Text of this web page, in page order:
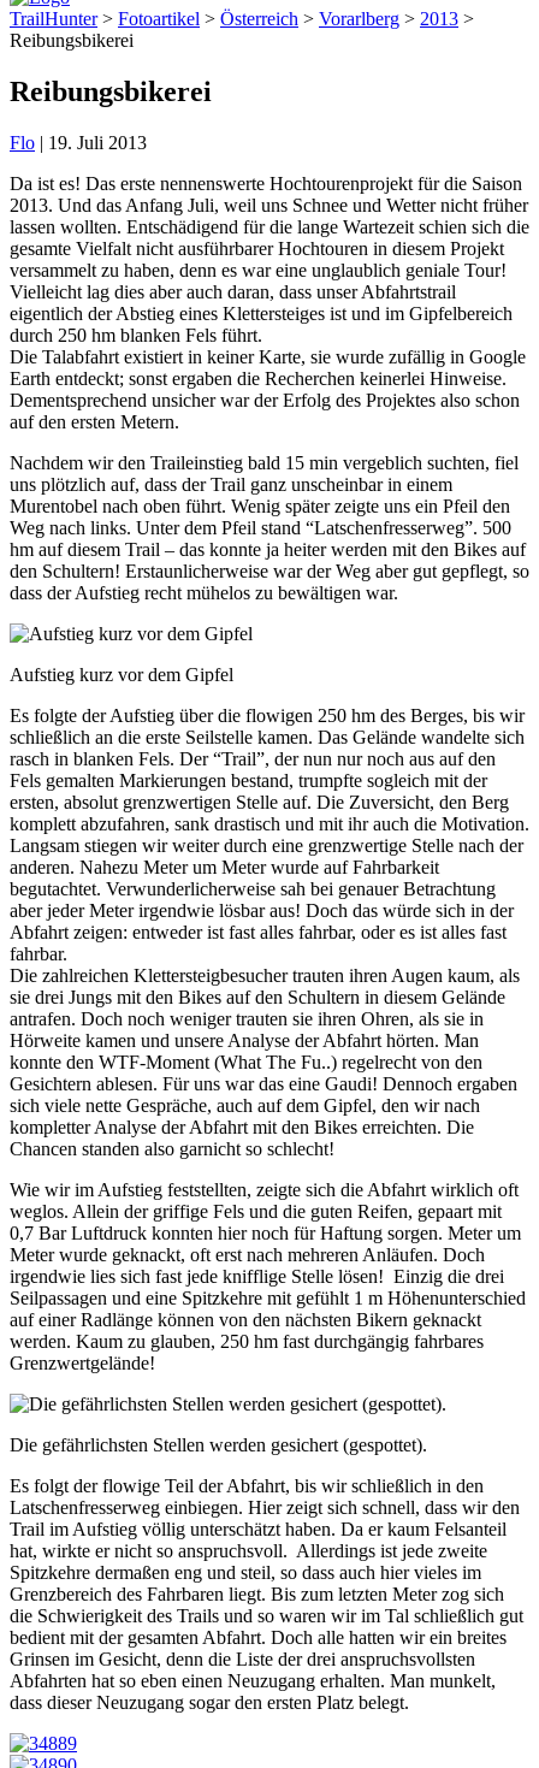
TrailHunter> Fotoartikel > Österreich > Vorarlberg > 2013 >
Reibungsbikerei
Reibungsbikerei
Flo | 19. Juli 2013
Da ist es! Das erste nennenswerte Hochtourenprojekt für die Saison
2013. Und das Anfang Juli, weil uns Schnee und Wetter nicht früher
lassen wollten. Entschädigend für die lange Wartezeit schien sich die
gesamte Vielfalt nicht ausführbarer Hochtouren in diesem Projekt
versammelt zu haben, denn es war eine unglaublich geniale Tour!
Vielleicht lag dies aber auch daran, dass unser Abfahrtstrail
eigentlich der Abstieg eines Klettersteiges ist und im Gipfelbereich
durch 250 hm blanken Fels führt.
Die Talabfahrt existiert in keiner Karte, sie wurde zufällig in Google
Earth entdeckt; sonst ergaben die Recherchen keinerlei Hinweise.
Dementsprechend unsicher war der Erfolg des Projektes also schon
auf den ersten Metern.
Nachdem wir den Traileinstieg bald 15 min vergeblich suchten, fiel
uns plötzlich auf, dass der Trail ganz unscheinbar in einem
Murentobel nach oben führt. Wenig später zeigte uns ein Pfeil den
Weg nach links. Unter dem Pfeil stand “Latschenfresserweg”. 500
hm auf diesem Trail – das konnte ja heiter werden mit den Bikes auf
den Schultern! Erstaunlicherweise war der Weg aber gut gepflegt, so
dass der Aufstieg recht mühelos zu bewältigen war.
Aufstieg kurz vor dem Gipfel
Es folgte der Aufstieg über die flowigen 250 hm des Berges, bis wir
schließlich an die erste Seilstelle kamen. Das Gelände wandelte sich
rasch in blanken Fels. Der “Trail”, der nun nur noch aus auf den
Fels gemalten Markierungen bestand, trumpfte sogleich mit der
ersten, absolut grenzwertigen Stelle auf. Die Zuversicht, den Berg
komplett abzufahren, sank drastisch und mit ihr auch die Motivation.
Langsam stiegen wir weiter durch eine grenzwertige Stelle nach der
anderen. Nahezu Meter um Meter wurde auf Fahrbarkeit
begutachtet. Verwunderlicherweise sah bei genauer Betrachtung
aber jeder Meter irgendwie lösbar aus! Doch das würde sich in der
Abfahrt zeigen: entweder ist fast alles fahrbar, oder es ist alles fast
fahrbar.
Die zahlreichen Klettersteigbesucher trauten ihren Augen kaum, als
sie drei Jungs mit den Bikes auf den Schultern in diesem Gelände
antrafen. Doch noch weniger trauten sie ihren Ohren, als sie in
Hörweite kamen und unsere Analyse der Abfahrt hörten. Man
konnte den WTF-Moment (What The Fu..) regelrecht von den
Gesichtern ablesen. Für uns war das eine Gaudi! Dennoch ergaben
sich viele nette Gespräche, auch auf dem Gipfel, den wir nach
kompletter Analyse der Abfahrt mit den Bikes erreichten. Die
Chancen standen also garnicht so schlecht!
Wie wir im Aufstieg feststellten, zeigte sich die Abfahrt wirklich oft
weglos. Allein der griffige Fels und die guten Reifen, gepaart mit
0,7 Bar Luftdruck konnten hier noch für Haftung sorgen. Meter um
Meter wurde geknackt, oft erst nach mehreren Anläufen. Doch
irgendwie lies sich fast jede knifflige Stelle lösen! Einzig die drei
Seilpassagen und eine Spitzkehre mit gefühlt 1 m Höhenunterschied
auf einer Radlänge können von den nächsten Bikern geknackt
werden. Kaum zu glauben, 250 hm fast durchgängig fahrbares
Grenzwertgelände!
Die gefährlichsten Stellen werden gesichert (gespottet).
Es folgt der flowige Teil der Abfahrt, bis wir schließlich in den
Latschenfresserweg einbiegen. Hier zeigt sich schnell, dass wir den
Trail im Aufstieg völlig unterschätzt haben. Da er kaum Felsanteil
hat, wirkte er nicht so anspruchsvoll. Allerdings ist jede zweite
Spitzkehre dermaßen eng und steil, so dass auch hier vieles im
Grenzbereich des Fahrbaren liegt. Bis zum letzten Meter zog sich
die Schwierigkeit des Trails und so waren wir im Tal schließlich gut
bedient mit der gesamten Abfahrt. Doch alle hatten wir ein breites
Grinsen im Gesicht, denn die Liste der drei anspruchsvollsten
Abfahrten hat so eben einen Neuzugang erhalten. Man munkelt,
dass dieser Neuzugang sogar den ersten Platz belegt.